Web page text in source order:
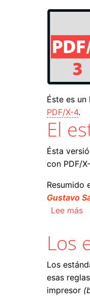
Éste es
PDF/X-4.
El
Ésta
con PDF/
Resumido
Gustavo
Lee más
Los
Los
esas
impresor